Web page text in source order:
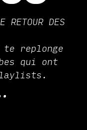
RETOUR DES
te replonge
qui ont